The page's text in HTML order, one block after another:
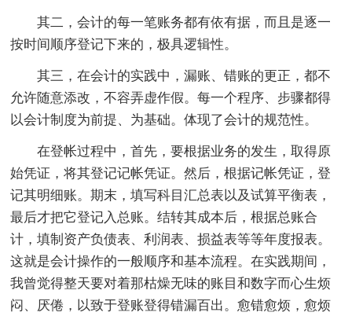
其二，会计的每一笔账务都有依有据，而且是逐一
按时间顺序登记下来的，极具逻辑性。
其三，在会计的实践中，漏账、错账的更正，都不
允许随意添改，不容弄虚作假。每一个程序、步骤都得
以会计制度为前提、为基础。体现了会计的规范性。
在登帐过程中，首先，要根据业务的发生，取得原
始凭证，将其登记记帐凭证。然后，根据记帐凭证，登
记其明细账。期末，填写科目汇总表以及试算平衡表，
最后才把它登记入总账。结转其成本后，根据总账合
计，填制资产负债表、利润表、损益表等等年度报表。
这就是会计操作的一般顺序和基本流程。在实践期间，
我曾觉得整天要对着那枯燥无味的账目和数字而心生烦
闷、厌倦，以致于登账登得错漏百出。愈错愈烦，愈烦